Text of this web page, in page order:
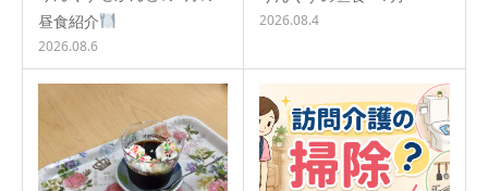
昼食紹介
2026.08.6
2026.08.4